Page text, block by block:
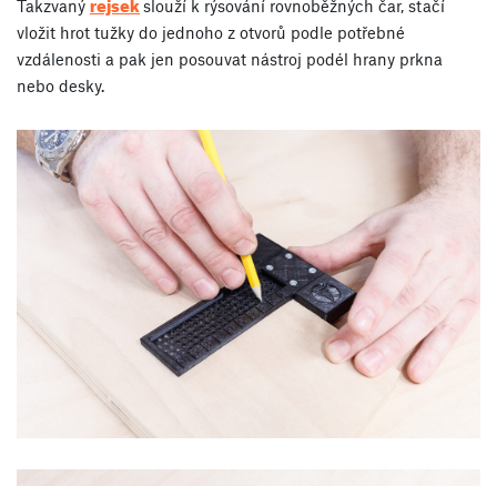
Takzvaný
slouží k rýsování rovnoběžných čar, stačí
vložit hrot tužky do jednoho z otvorů podle potřebné
vzdálenosti a pak jen posouvat nástroj podél hrany prkna
nebo desky.